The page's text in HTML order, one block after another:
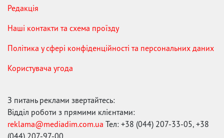
Редакція
Наші контакти та схема проїзду
Політика у сфері конфіденційності та персональних даних
Користувача угода
З питань реклами звертайтесь:
Відділ роботи з прямими клієнтами:
reklama@mediadim.com.ua Тел: +38 (044) 207-33-05, +38
(044) 207-97-00